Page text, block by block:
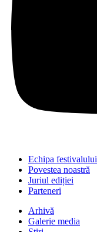
Echipa festivalului
Povestea noastră
Juriul ediției
Parteneri
Arhivă
Galerie media